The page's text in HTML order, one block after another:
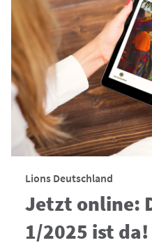
Lions Deutschland
Jetzt online:
1/2025 ist da!